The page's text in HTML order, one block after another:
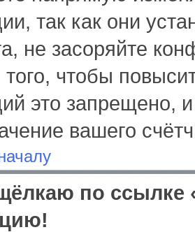
так как они
не засоряйте
того, чтобы
это запрещено,
вашего
по ссылке